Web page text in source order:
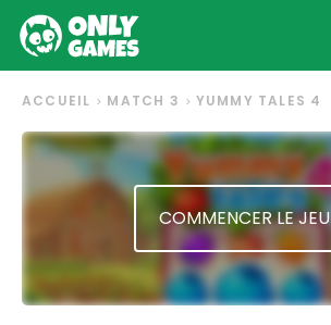
ACCUEIL MATCH 3 YUMMY TALES 4
COMMENCER LE JEU